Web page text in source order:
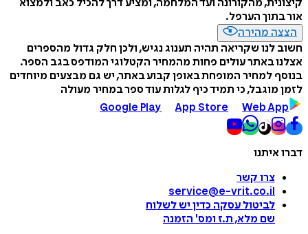
קיצונית, מהקורונה ועד המלחמה, ומציע דרך להכיל כאב ולמצוא
אור בתוך הערפל.
הצצה מהירה
חשוב לנו שקריאה תהיה תענוג נגיש, ולכן חלק גדול מהספרים
אצלנו באתר עולים פחות מהמחיר הקטלוגי המודפס בגב הספר.
בנוסף למחיר המופחת באופן קבוע באתר, יש גם מבצעים מיוחדים
לזמן מוגבל, כי תמיד כיף לגלות עוד ספר במחיר מעולה
Google Play
App Store Web App
דברו איתנו
צרו קשר
service@e-vrit.co.il
לביטול עסקה כדין יש לשלוח
שם מלא, ת.ז ומס' הזמנה